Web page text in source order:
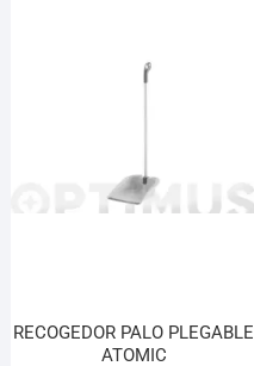
RECOGEDOR PALO PLEGABLE
ATOMIC